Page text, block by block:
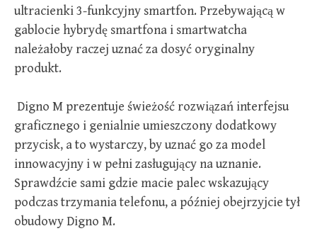
ultracienki 3-funkcyjny smartfon. Przebywającą w
gablocie hybrydę smartfona i smartwatcha
należałoby raczej uznać za dosyć oryginalny
produkt.
Digno M prezentuje świeżość rozwiązań interfejsu
graficznego i genialnie umieszczony dodatkowy
przycisk, a to wystarczy, by uznać go za model
innowacyjny i w pełni zasługujący na uznanie.
Sprawdźcie sami gdzie macie palec wskazujący
podczas trzymania telefonu, a później obejrzyjcie tył
obudowy Digno M.